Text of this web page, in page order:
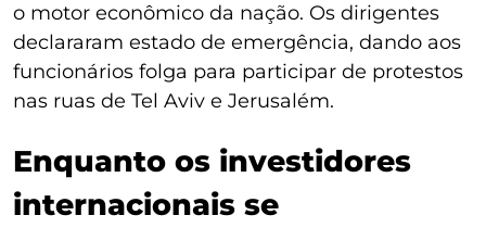
o motor econômico da nação. Os dirigentes
declararam estado de emergência, dando aos
funcionários folga para participar de protestos
nas ruas de Tel Aviv e Jerusalém.
Enquanto os investidores
internacionais se